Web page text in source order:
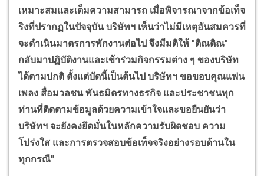
เหมาะสมและเต็มความสามารถ เมื่อพิจารณาจากข้อเท็จ
ริงที่ปรากฏในปัจจุบัน บริษัทฯ เห็นว่าไม่มีเหตุอันสมควรที่
จะดำเนินมาตรการพักงานต่อไป จึงมีมติให้ "ติณติณ"
กลับมาปฏิบัติงานและเข้าร่วมกิจกรรมต่าง ๆ ของบริษัท
ได้ตามปกติ ตั้งแต่บัดนี้เป็นต้นไป บริษัทฯ ขอขอบคุณแฟน
เพลง สื่อมวลชน พันธมิตรทางธรกิจ และประชาชนทุก
ท่านที่ติดตามข้อมูลด้วยความเข้าใจและขอยืนยันว่า
บริษัทฯ จะยังคงยึดมั่นในหลักความรับผิดชอบ ความ
โปร่งใส และการตรวจสอบข้อเท็จจริงอย่างรอบด้านใน
ทุกกรณี”